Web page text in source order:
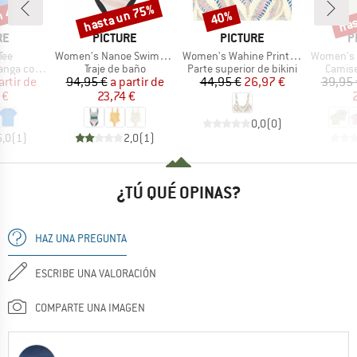
corta
reducido
de
(1)
MARCA
PICTURE
Artículo
Women's Nanoe Swimsuit
Product group
Traje de baño
Precio
94,95 € Precio reducido
a partir de
23,74 €
2,0(1)
Descuento
hasta un 75%
MARCA
PICTURE
Artículo
Women's Wahine Printed Top
Product group
Parte superior de bikini
Precio
44,95 €Precio reducido
26,97 €
0,0(0)
Descuento
40%
Artículo
Women's
39,95
¿TÚ QUÉ OPINAS?
HAZ UNA PREGUNTA
ESCRIBE UNA VALORACIÓN
COMPARTE UNA IMAGEN